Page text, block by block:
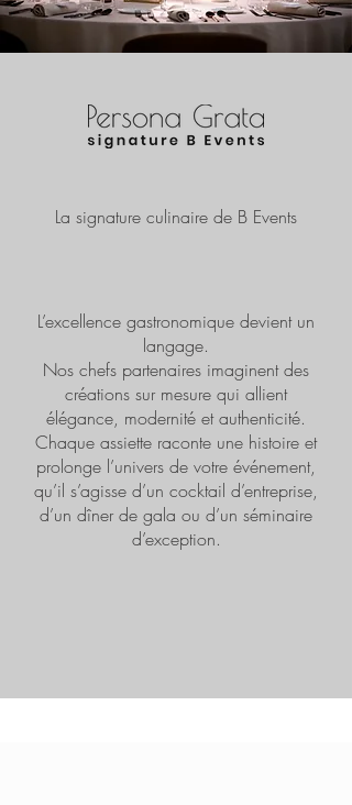
La signature culinaire de B Events
L’excellence gastronomique devient un
langage.
Nos chefs partenaires imaginent des
créations sur mesure qui allient
élégance, modernité et authenticité.
Chaque assiette raconte une histoire et
prolonge l’univers de votre événement,
qu’il s’agisse d’un cocktail d’entreprise,
d’un dîner de gala ou d’un séminaire
d’exception.